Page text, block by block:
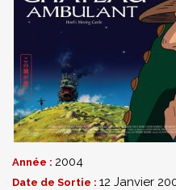
Année : 2004
Date de Sortie : 12 Janvier